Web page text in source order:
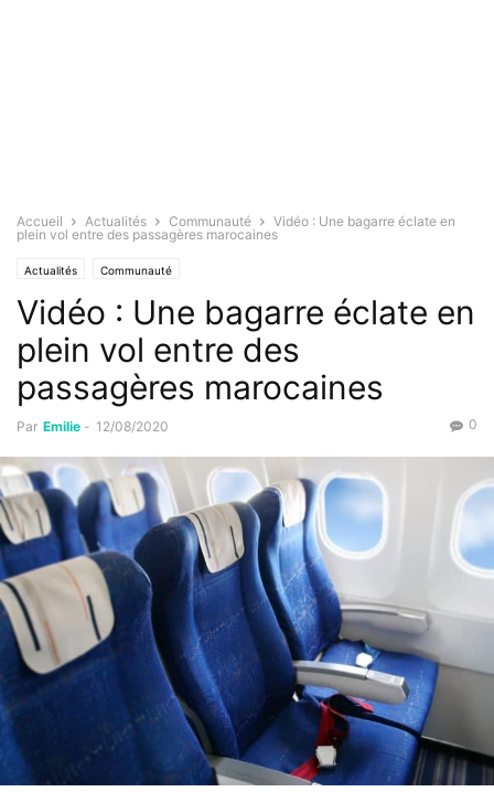
Accueil Actualités Communauté
Vidéo : Une bagarre éclate en
plein vol entre des passagères marocaines
Actualités Communauté
Vidéo : Une bagarre éclate en
plein vol entre des
passagères marocaines
Par Emilie - 12/08/2020 0